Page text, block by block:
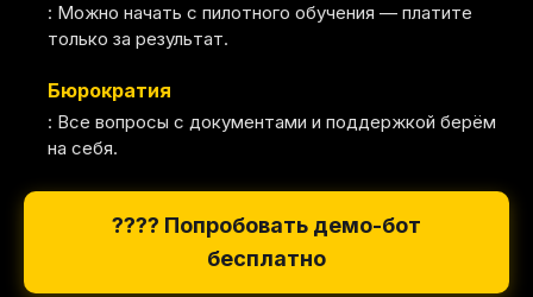
: Можно начать с пилотного обучения — платите
только за результат.
Бюрократия
: Все вопросы с документами и поддержкой берём
на себя.
???? Попробовать демо-бот
бесплатно